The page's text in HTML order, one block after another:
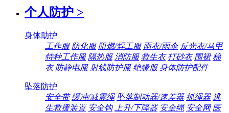
个人防护 >
身体助护
工作服 防化服 阻燃/焊工服 雨衣/雨伞 反光衣/马甲
特种工作服 隔热服 消防服 救生衣 打砂衣 围裙 棉
衣 防静电服 射线防护服 绝缘服 身体防护配件
坠落防护
安全带 缓冲/减震绳 坠落制动器/速差器 抓绳器 逃
生救援装置 安全钩 上升/下降器 安全绳 安全网 医